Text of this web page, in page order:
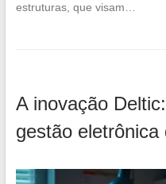
estruturas, que visam…
A inovação
gestão eletrônica